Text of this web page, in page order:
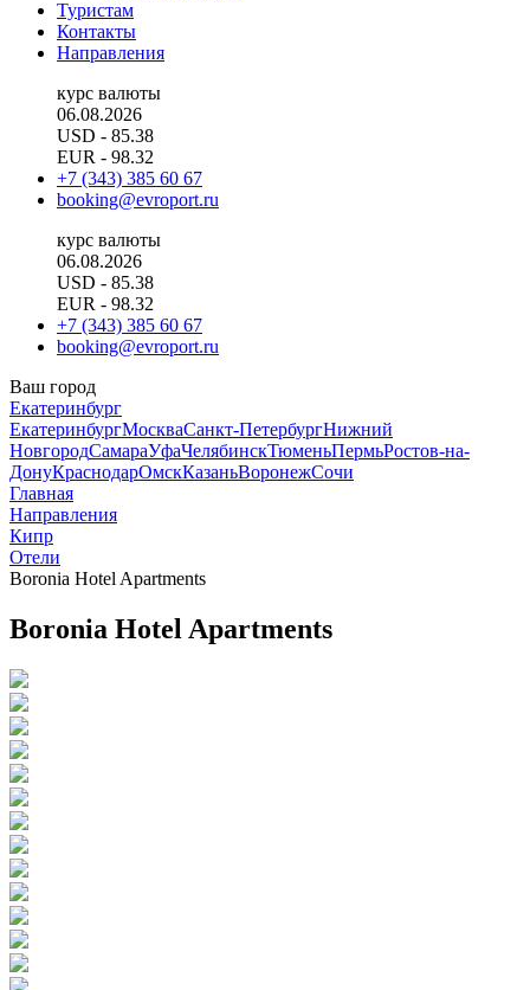
Туристам
Контакты
Направления
курс валюты
06.08.2026
USD - 85.38
EUR - 98.32
+7 (343) 385 60 67
booking@evroport.ru
курс валюты
06.08.2026
USD - 85.38
EUR - 98.32
+7 (343) 385 60 67
booking@evroport.ru
Ваш город
Екатеринбург
ЕкатеринбургМоскваСанкт-ПетербургНижний
НовгородСамараУфаЧелябинскТюменьПермьРостов-на-
ДонуКраснодарОмскКазаньВоронежСочи
Главная
Направления
Кипр
Отели
Boronia Hotel Apartments
Boronia Hotel Apartments